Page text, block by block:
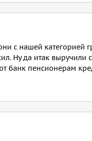
с нашей категорией
Ну да итак выручили
банк пенсионерам